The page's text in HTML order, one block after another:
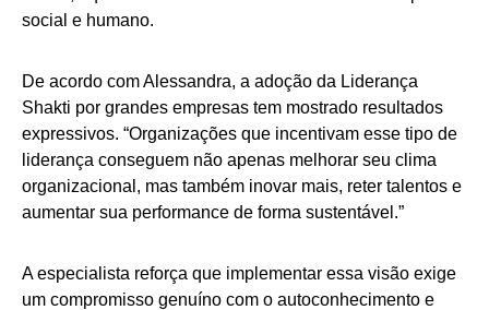
social e humano.
De acordo com Alessandra, a adoção da Liderança
Shakti por grandes empresas tem mostrado resultados
expressivos. “Organizações que incentivam esse tipo de
liderança conseguem não apenas melhorar seu clima
organizacional, mas também inovar mais, reter talentos e
aumentar sua performance de forma sustentável.”
A especialista reforça que implementar essa visão exige
um compromisso genuíno com o autoconhecimento e